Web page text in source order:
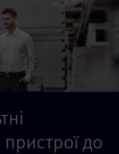
пристрої до